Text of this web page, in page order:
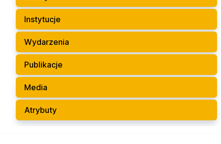
Instytucje
Wydarzenia
Publikacje
Media
Atrybuty